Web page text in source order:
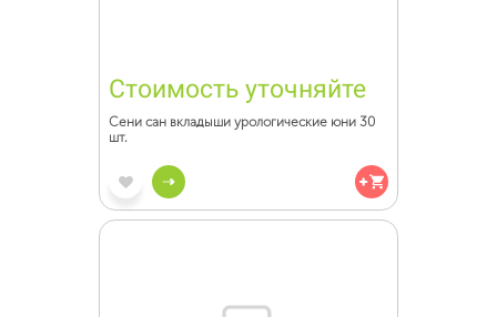
Стоимость уточняйте
Сени сан вкладыши урологические юни 30
шт.